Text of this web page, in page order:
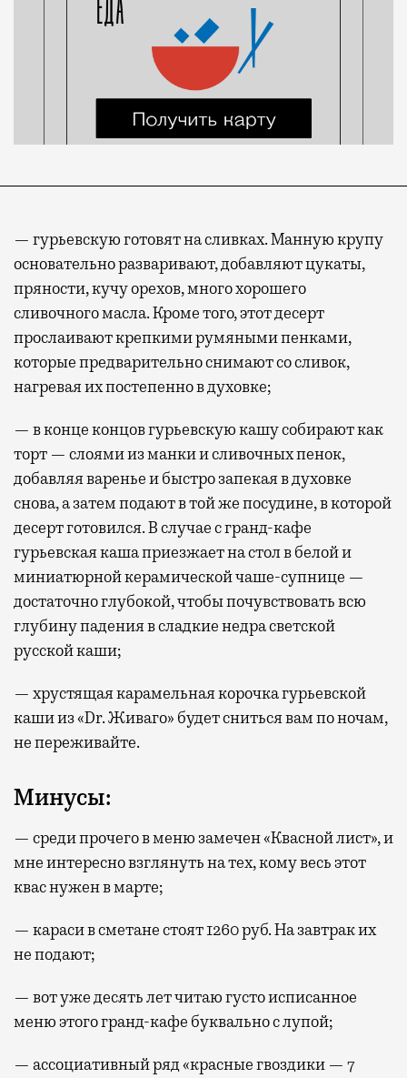
— гурьевскую готовят на сливках. Манную крупу
основательно разваривают, добавляют цукаты,
пряности, кучу орехов, много хорошего
сливочного масла. Кроме того, этот десерт
прослаивают крепкими румяными пенками,
которые предварительно снимают со сливок,
нагревая их постепенно в духовке;
— в конце концов гурьевскую кашу собирают как
торт — слоями из манки и сливочных пенок,
добавляя варенье и быстро запекая в духовке
снова, а затем подают в той же посудине, в которой
десерт готовился. В случае с гранд-кафе
гурьевская каша приезжает на стол в белой и
миниатюрной керамической чаше-супнице —
достаточно глубокой, чтобы почувствовать всю
глубину падения в сладкие недра светской
русской каши;
— хрустящая карамельная корочка гурьевской
каши из «Dr. Живаго» будет сниться вам по ночам,
не переживайте.
Минусы:
— среди прочего в меню замечен «Квасной лист», и
мне интересно взглянуть на тех, кому весь этот
квас нужен в марте;
— караси в сметане стоят 1260 руб. На завтрак их
не подают;
— вот уже десять лет читаю густо исписанное
меню этого гранд-кафе буквально с лупой;
— ассоциативный ряд «красные гвоздики — 7